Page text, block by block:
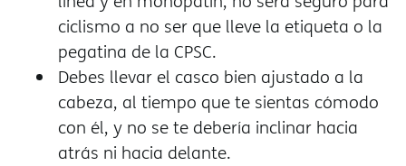
ciclismo a no ser que lleve la etiqueta o la
pegatina de la CPSC.
Debes llevar el casco bien ajustado a la
cabeza, al tiempo que te sientas cómodo
con él, y no se te debería inclinar hacia
atrás ni hacia delante.